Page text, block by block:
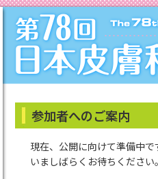
参加者へのご案内
現在、公開に向けて準備中で
いましばらくお待ちください